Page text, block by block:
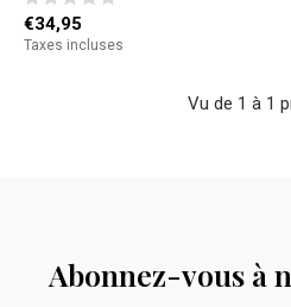
€34,95
Taxes incluses
Vu de 1 à 1
Abonnez-vous à